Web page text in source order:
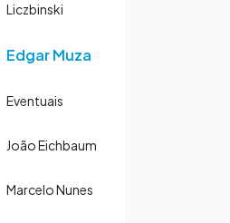
Liczbinski
Edgar Muza
Eventuais
João Eichbaum
Marcelo Nunes